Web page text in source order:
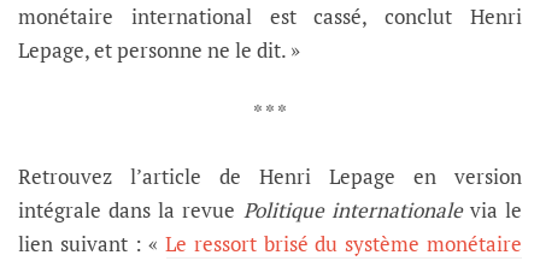
monétaire international est cassé, conclut Henri
Lepage, et personne ne le dit. »
* * *
Retrouvez l’article de Henri Lepage en version
intégrale dans la revue Politique internationalevia le
lien suivant : «Le ressort brisé du système monétaire